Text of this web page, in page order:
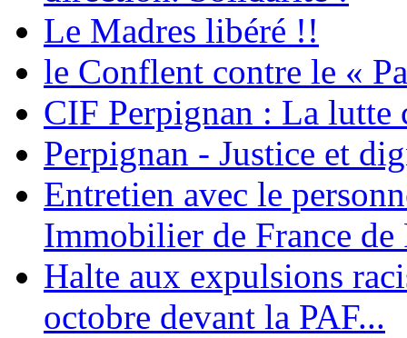
Le Madres libéré !!
le Conflent contre le «
CIF Perpignan : La lutte
Perpignan - Justice et
Entretien avec le
Immobilier de France de
Halte aux expulsions
octobre devant la PAF...